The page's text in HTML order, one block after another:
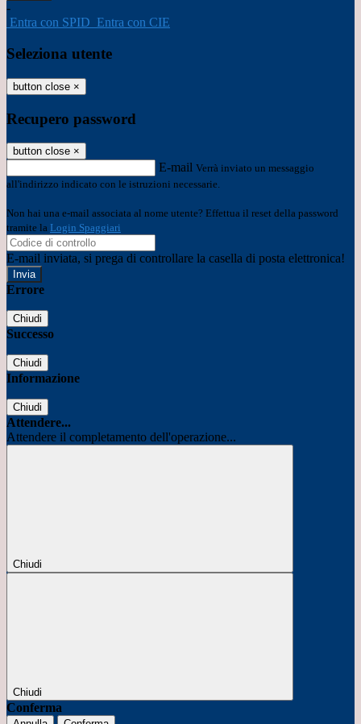
-
Entra con SPID Entra con CIE
Seleziona utente
button close ×
Recupero password
button close ×
E-mail Verrà inviato un messaggio
all'indirizzo indicato con le istruzioni necessarie.
Non hai una e-mail associata al nome utente? Effettua il reset della password
tramite la Login Spaggiari
E-mail inviata, si prega di controllare la casella di posta elettronica!
Errore
Chiudi
Successo
Chiudi
Informazione
Chiudi
Attendere...
Attendere il completamento dell'operazione...
Chiudi
Chiudi
Conferma